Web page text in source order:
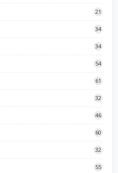
21
34
34
54
61
32
46
60
32
55